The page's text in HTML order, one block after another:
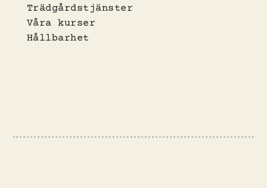
Trädgårdstjänster
Våra kurser
Hållbarhet